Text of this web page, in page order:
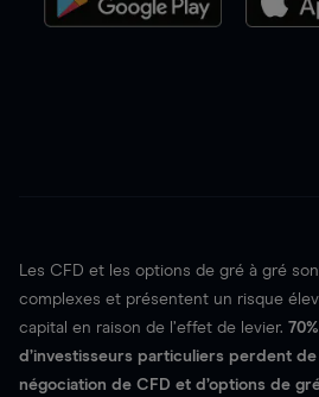
Les CFD et les options de gré à gré
complexes et présentent un risque
capital en raison de l’effet de levier.
d’investisseurs particuliers perdent de
négociation de CFD et d’options de